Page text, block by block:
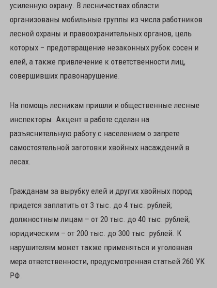
усиленную охрану. В лесничествах области
организованы мобильные группы из числа работников
лесной охраны и правоохранительных органов, цель
которых – предотвращение незаконных рубок сосен и
елей, а также привлечение к ответственности лиц,
совершивших правонарушение.
На помощь лесникам пришли и общественные лесные
инспекторы. Акцент в работе сделан на
разъяснительную работу с населением о запрете
самостоятельной заготовки хвойных насаждений в
лесах.
Гражданам за вырубку елей и других хвойных пород
придется заплатить от 3 тыс. до 4 тыс. рублей;
должностным лицам – от 20 тыс. до 40 тыс. рублей;
юридическим – от 200 тыс. до 300 тыс. рублей. К
нарушителям может также применяться и уголовная
мера ответственности, предусмотренная статьей 260 УК
РФ.